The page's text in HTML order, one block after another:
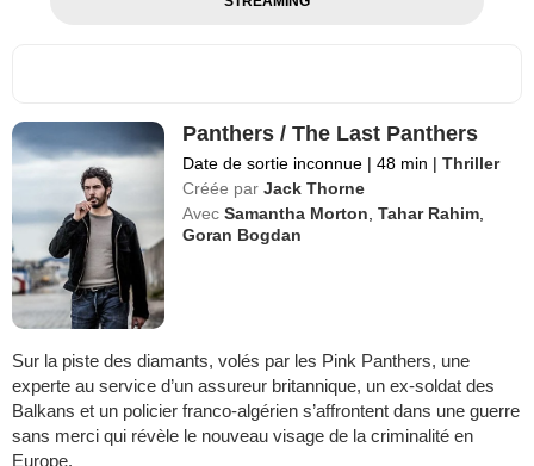
Panthers / The Last Panthers
Date de sortie inconnue | 48 min | Thriller
Créée par Jack Thorne
Avec Samantha Morton ,Tahar Rahim
Goran Bogdan
Sur la piste des diamants, volés par les Pink Panthers, une
experte au service d’un assureur britannique, un ex-soldat des
Balkans et un policier franco-algérien s’affrontent dans une guerre
sans merci qui révèle le nouveau visage de la criminalité en
Europe.